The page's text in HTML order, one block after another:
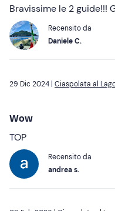
Bravissime le 2 guide!!!
Recensito da
Daniele C.
29 Dic 2024 | Ciaspolata al
Wow
TOP
Recensito da
andrea s.